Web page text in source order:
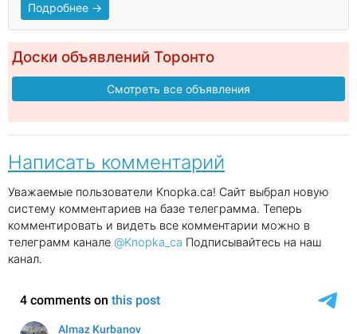
Подробнее →
Доски объявлений Торонто
Смотреть все объявления
Написать комментарий
Уважаемые пользователи Knopka.ca! Сайт выбрал новую
систему комментариев на базе телеграмма. Теперь
комментировать и видеть все комментарии можно в
телеграмм канале @Knopka_ca Подписывайтесь на наш
канал.